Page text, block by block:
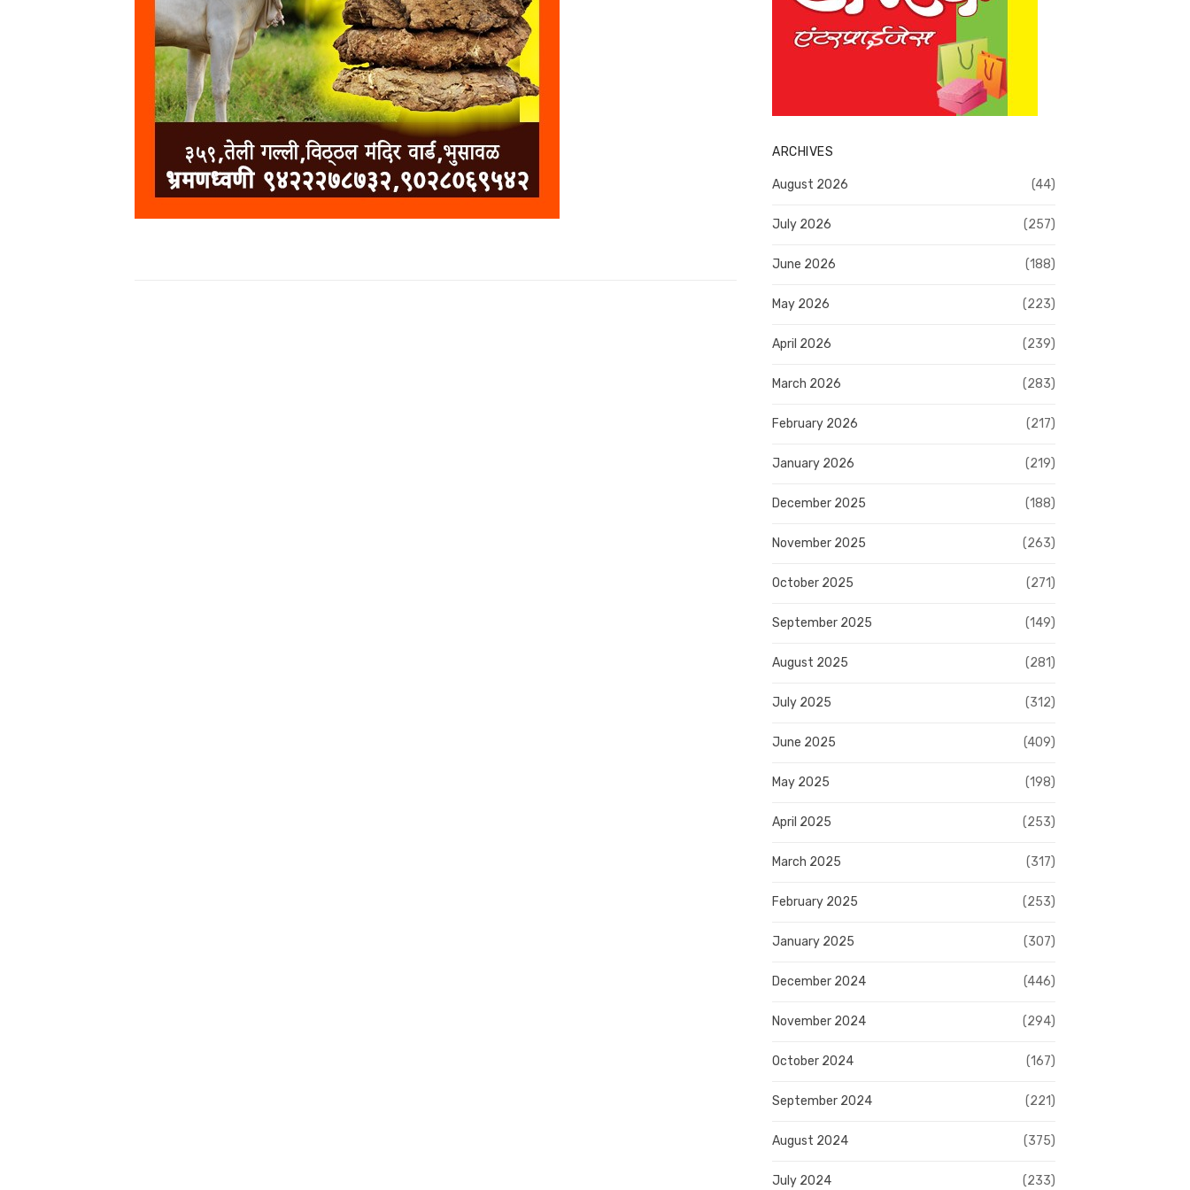
ARCHIVES
August 2026 (44)
July 2026 (257)
June 2026 (188)
May 2026 (223)
April 2026 (239)
March 2026 (283)
February 2026 (217)
January 2026 (219)
December 2025 (188)
November 2025 (263)
October 2025 (271)
September 2025 (149)
August 2025 (281)
July 2025 (312)
June 2025 (409)
May 2025 (198)
April 2025 (253)
March 2025 (317)
February 2025 (253)
January 2025 (307)
December 2024 (446)
November 2024 (294)
October 2024 (167)
September 2024 (221)
August 2024 (375)
July 2024 (233)